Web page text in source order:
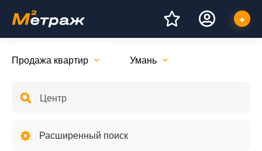
Продажа квартир Умань
Расширенный поиск